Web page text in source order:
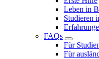
Leben in
Studieren
FAQs
Für
Für